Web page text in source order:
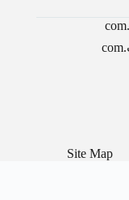
Site Map